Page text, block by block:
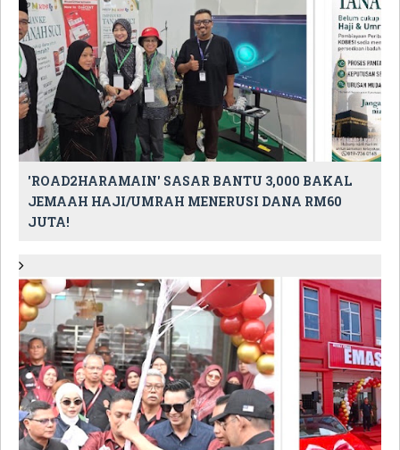
'ROAD2HARAMAIN' SASAR BANTU 3,000 BAKAL
JEMAAH HAJI/UMRAH MENERUSI DANA RM60
JUTA!